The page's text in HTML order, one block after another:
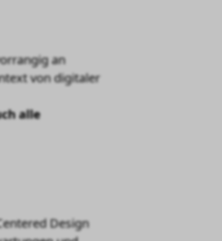
an
von digitaler
alle
Design